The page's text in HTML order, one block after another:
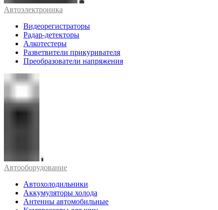
Автоэлектроника
Видеорегистраторы
Радар-детекторы
Алкотестеры
Разветвители прикуривателя
Преобразователи напряжения
Автооборудование
Автохолодильники
Аккумуляторы холода
Антенны автомобильные